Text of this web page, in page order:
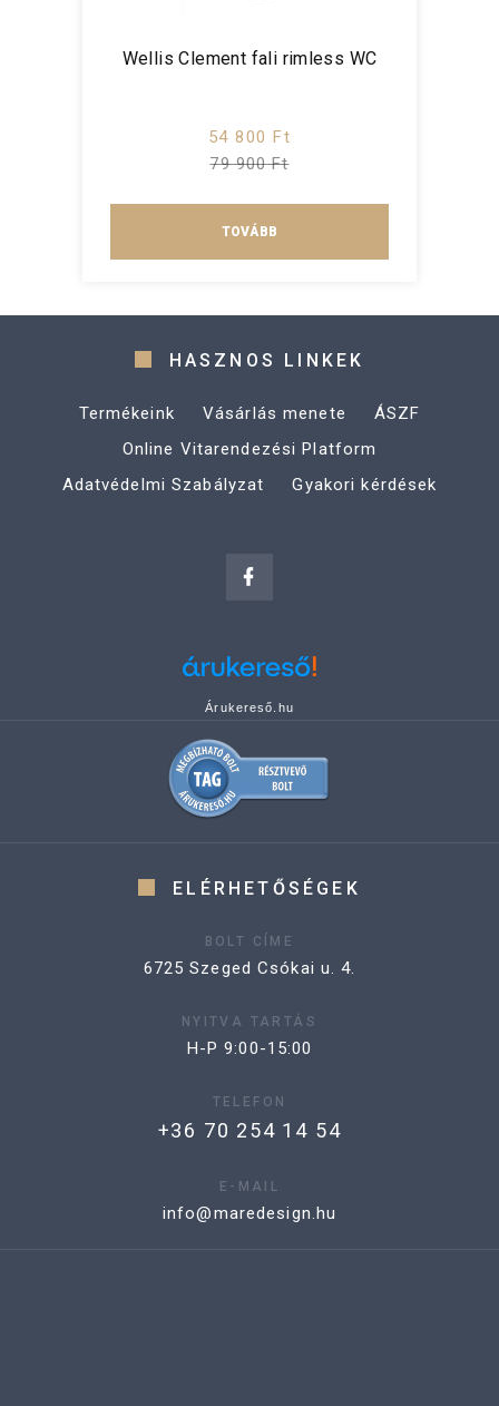
Wellis Clement fali rimless WC
54 800 Ft
79 900 Ft
TOVÁBB
HASZNOS LINKEK
Termékeink Vásárlás menete
ÁSZF
Online Vitarendezési Platform
Adatvédelmi Szabályzat
Gyakori kérdések
Árukereső.hu
ELÉRHETŐSÉGEK
BOLT CÍME
6725 Szeged Csókai u. 4.
NYITVA TARTÁS
H-P 9:00-15:00
TELEFON
+36 70 254 14 54
E-MAIL
info@maredesign.hu